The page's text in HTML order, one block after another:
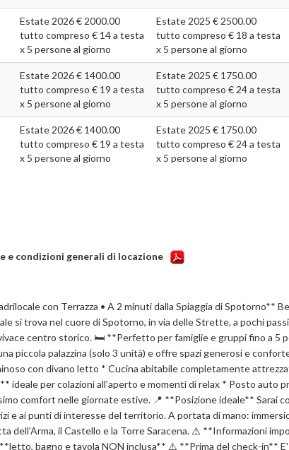
Estate 2026 € 2000.00
tutto compreso € 14 a testa
x 5 persone al giorno
Estate 2025 € 2500.00
tutto compreso € 18 a testa
x 5 persone al giorno
Estate 2026 € 1400.00
tutto compreso € 19 a testa
x 5 persone al giorno
Estate 2025 € 1750.00
tutto compreso € 24 a testa
x 5 persone al giorno
Estate 2026 € 1400.00
tutto compreso € 19 a testa
x 5 persone al giorno
Estate 2025 € 1750.00
tutto compreso € 24 a testa
x 5 persone al giorno
e condizioni generali di locazione
con Terrazza • A 2 minuti dalla Spiaggia di Spotorno**
si trova nel cuore di Spotorno, in via delle Strette, a pochi
centro storico. 🛏 **Perfetto per famiglie e gruppi fino a 5
piccola palazzina (solo 3 unità) e offre spazi generosi e
con divano letto * Cucina abitabile completamente
ideale per colazioni all’aperto e momenti di relax * Posto auto
comfort nelle giornate estive. 📍 **Posizione ideale** Sarai
e ai punti di interesse del territorio. A portata di mano:
dell’Arma, il Castello e la Torre Saracena. ⚠️ **Informazioni
bagno e tavola NON inclusa** ⚠️ **Prima del check-in**